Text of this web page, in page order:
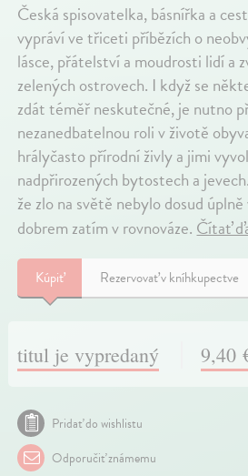
Česká spisovatelka, básnířka a
vypráví ve třiceti příbězích o
lásce, přátelství a moudrosti lidí a
zelených ostrovech. I když se
zdát téměř neskutečné, je nutno
nezanedbatelnou roli v životě
hrályčasto přírodní živly a jimi
nadpřirozených bytostech a
že zlo na světě nebylo dosud
dobrem zatím v rovnováze.Čítať
Kúpiť Rezervovať v kníhkupectve
titul je vypredaný 9,40
Pridať do wishlistu
Odporučiť známemu